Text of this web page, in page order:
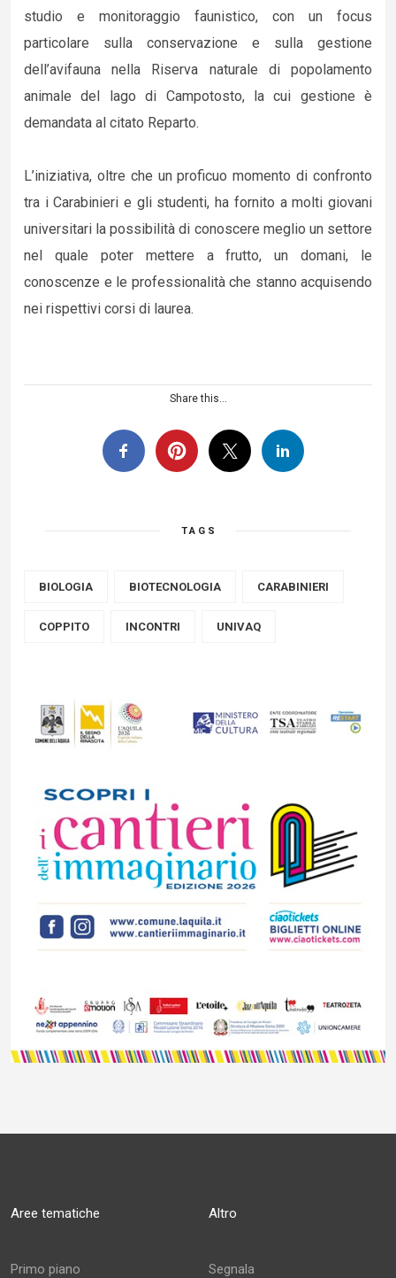
studio e monitoraggio faunistico, con un focus
particolare sulla conservazione e sulla gestione
dell’avifauna nella Riserva naturale di popolamento
animale del lago di Campotosto, la cui gestione è
demandata al citato Reparto.
L’iniziativa, oltre che un proficuo momento di confronto
tra i Carabinieri e gli studenti, ha fornito a molti giovani
universitari la possibilità di conoscere meglio un settore
nel quale poter mettere a frutto, un domani, le
conoscenze e le professionalità che stanno acquisendo
nei rispettivi corsi di laurea.
Share this...
TAGS
BIOLOGIA BIOTECNOLOGIA CARABINIERI
COPPITO INCONTRI UNIVAQ
Aree tematiche
Primo piano
Altro
Segnala